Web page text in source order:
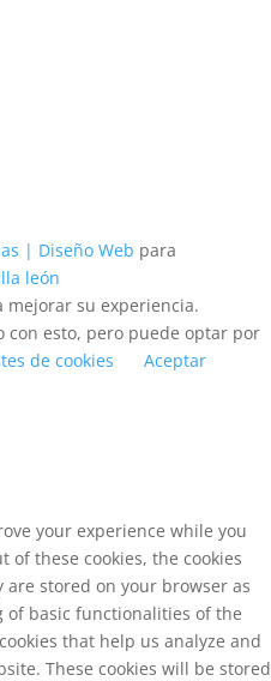
| Diseño Web para
león
mejorar su experiencia.
con esto, pero puede optar por
de cookies
Aceptar
your experience while you
of these cookies, the cookies
are stored on your browser as
of basic functionalities of the
that help us analyze and
These cookies will be stored